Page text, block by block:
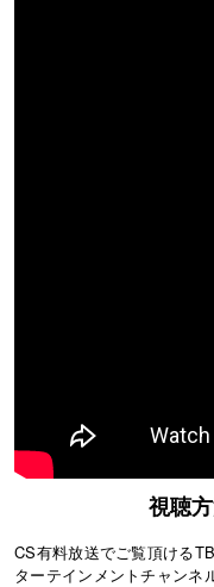
CS有料放送でご覧頂ける
ターテインメントチャンネ
視聴